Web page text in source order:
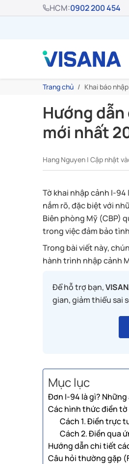
HCM:0902 200 454
Trang chủ Khai báo
Hướng
mới nhất
Hang Nguyen | Cập nhật
Tờ khai nhập cảnh I-
nắm rõ, đặc biệt với
Biên phòng Mỹ (CBP)
trong việc đảm bảo
Trong bài viết này,
hành trình nhập cảnh
Để hỗ trợ bạn,
gian, giảm thiểu sai
Mục lục
Đơn I-94 là gì?
Các hình thức điền
Cách 1. Điền trực
Cách 2. Điền qua
Hướng dẫn chi tiết
Câu hỏi thường gặp